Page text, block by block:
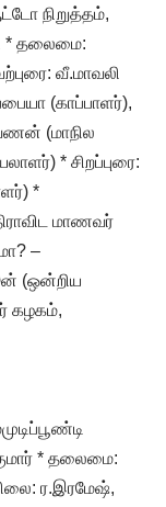
நிறுத்தம்,
* தலைமை:
வீ.மாவலி
(காப்பாளர்),
(மாநில
* சிறப்புரை:
*
மாணவர்
–
(ஒன்றிய
கழகம்,
* தலைமை:
ர.இரமேஷ்,